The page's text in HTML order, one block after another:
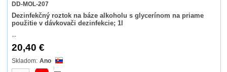
DD-MOL-207
Dezinfekčný roztok na báze alkoholu s glycerínom na priame
použitie v dávkovači dezinfekcie; 1l
...
20,40 €
Ano